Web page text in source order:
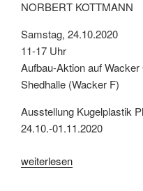
NORBERT KOTTMANN
Samstag, 24.10.2020
11-17 Uhr
Aufbau-Aktion auf
Shedhalle (Wacker F)
Ausstellung Kugelplastik
24.10.-01.11.2020
„W25#05
weiterlesen